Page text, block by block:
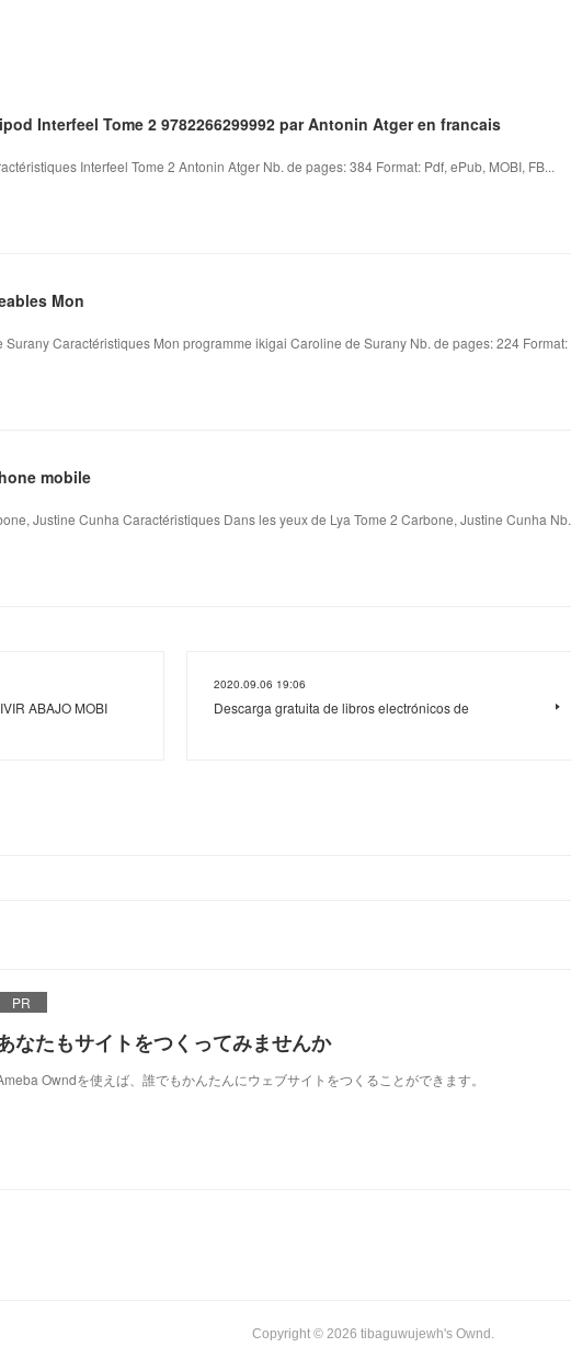
Interfeel Tome 2 9782266299992 par Antonin Atger en francais
Interfeel Tome 2 Antonin Atger Nb. de pages: 384 Format: Pdf, ePub, MOBI, FB...
Mon
Caractéristiques Mon programme ikigai Caroline de Surany Nb. de pages: 224 Format:
mobile
Justine Cunha Caractéristiques Dans les yeux de Lya Tome 2 Carbone, Justine Cunha Nb.
ABAJO MOBI
2020.09.06 19:06
Descarga gratuita de libros electrónicos de
PR
なたもサイトをつくってみませんか
Owndを使えば、誰でもかんたんにウェブサイトをつくることができます。
Copyright © 2026 tibaguwujewh's Ownd .